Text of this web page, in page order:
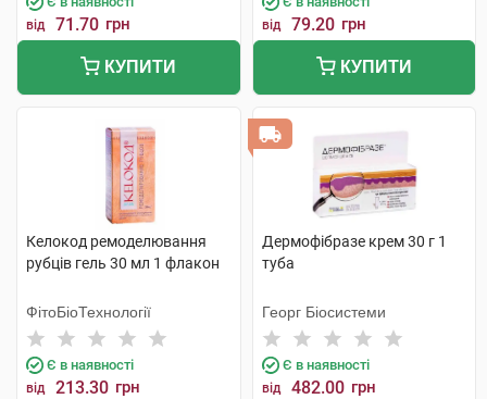
від 71.70 грн
КУПИТИ
від 79.20 грн
КУПИТИ
Келокод ремоделювання
рубців гель 30 мл 1 флакон
ФітоБіоТехнології
Є в наявності
від 213.30 грн
Дермофібразе крем 30 г 1
туба
Георг Біосистеми
Є в наявності
від 482.00 грн